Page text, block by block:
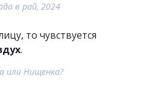
в рай, 2024
то чувствуется
.
или Нищенка?